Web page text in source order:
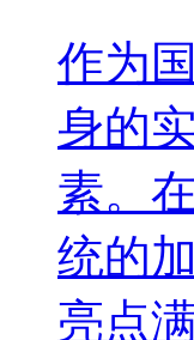
作为
身的
素。
统的
亮点